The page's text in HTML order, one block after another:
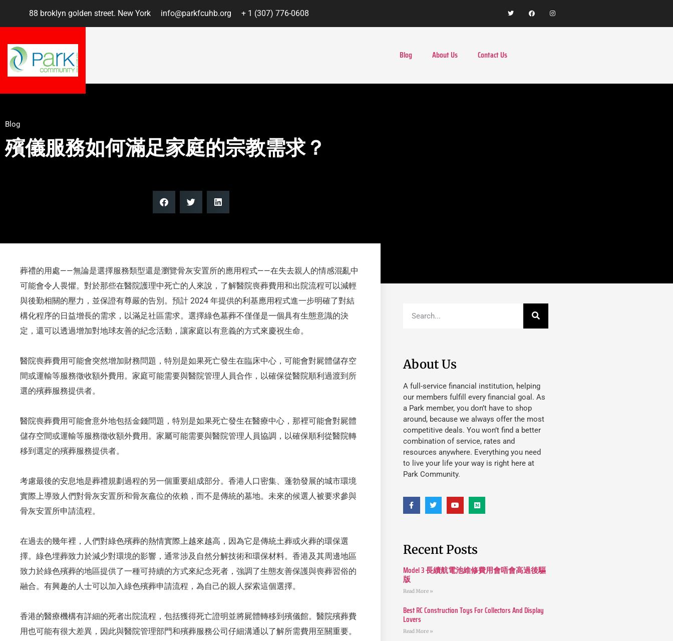
88 broklyn golden street. New York info@parkfcuhb.org + 1 (307) 776-0608
Blog About Us Contact Us
Blog
殯儀服務如何滿足家庭的宗教需求？
葬禮的用處——無論是選擇服務類型還是瀏覽骨灰安置所的應用程式——在失去親人的情感混亂中
可能會令人畏懼。對於那些在醫院護理中死亡的人來說，了解醫院喪葬費用和出院流程可以減輕
與後勤相關的壓力，並保證有尊嚴的告別。預計 2024 年提供的利基應用程式進一步明確了對結
構化程序的日益增長的需求，以滿足社區需求。選擇綠色墓葬不僅僅是一個具有生態意識的決
定，還可以透過增加對地球友善的紀念活動，讓家庭以有意義的方式來慶祝生命。
醫院喪葬費用可能會突然增加財務問題，特別是如果死亡發生在臨床中心，可能會對屍體儲存空
間或運輸等服務徵收額外費用。家庭可能需要與醫院管理人員合作，以確保從醫院順利過渡到所
選的殯葬服務提供者。
醫院喪葬費用可能會意外地包括金錢問題，特別是如果死亡發生在醫療中心，那裡可能會對屍體
儲存空間或運輸等服務徵收額外費用。家屬可能需要與醫院管理人員協調，以確保順利從醫院轉
移到選定的殯葬服務提供者。
考慮最後的安息地是葬禮規劃過程的另一個重要組成部分。香港人口密集、蓬勃發展的城市環境
實際上導致人們對骨灰安置所和骨灰龕位的依賴，而不是傳統的墓地。未來的候選人被要求參與
骨灰安置所申請流程。
在過去的幾年裡，人們對綠色殯葬的熱情實際上越來越高，因為它是傳統土葬或火葬的環保選
擇。綠色埋葬致力於減少對環境的影響，通常涉及自然分解技術和環保材料。香港及其周邊地區
致力於綠色殯葬的地區提供了一種可持續的方式來紀念死者，強調了生態友善保護與喪葬習俗的
融合。有興趣的人士可以加入綠色殯葬申請流程，為自己的親人探索這個選擇。
香港的醫療機構有詳細的死者出院流程，包括獲得死亡證明並將屍體轉移到殯儀館。醫院殯葬費
用也可能有很大差異，因此與醫院管理部門和殯葬服務公司仔細溝通以了解所需費用至關重要。
About Us
A full-service financial institution, helping
our members fulfill every financial goal. As
a Park member, you don’t have to shop
around, because we always offer the most
competitive deals. You won’t find a better
combination of service, rates and
resources anywhere. Everything you need
to live your life your way is right here at
Park Community.
Recent Posts
Model 3 長續航電池維修費用會唔會高過後驅
版
Read More »
Best RC Construction Toys For Collectors And Display
Lovers
Read More »